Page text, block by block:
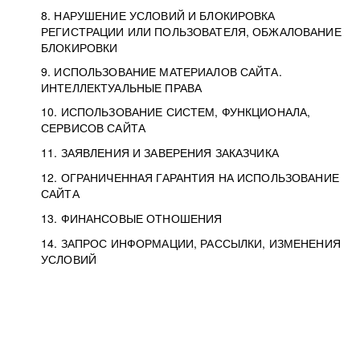
8. НАРУШЕНИЕ УСЛОВИЙ И БЛОКИРОВКА
РЕГИСТРАЦИИ ИЛИ ПОЛЬЗОВАТЕЛЯ, ОБЖАЛОВАНИЕ
БЛОКИРОВКИ
9. ИСПОЛЬЗОВАНИЕ МАТЕРИАЛОВ САЙТА.
ИНТЕЛЛЕКТУАЛЬНЫЕ ПРАВА
10. ИСПОЛЬЗОВАНИЕ СИСТЕМ, ФУНКЦИОНАЛА,
СЕРВИСОВ САЙТА
11. ЗАЯВЛЕНИЯ И ЗАВЕРЕНИЯ ЗАКАЗЧИКА
12. ОГРАНИЧЕННАЯ ГАРАНТИЯ НА ИСПОЛЬЗОВАНИЕ
САЙТА
13. ФИНАНСОВЫЕ ОТНОШЕНИЯ
14. ЗАПРОС ИНФОРМАЦИИ, РАССЫЛКИ, ИЗМЕНЕНИЯ
УСЛОВИЙ